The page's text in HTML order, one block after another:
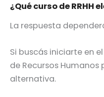
¿Qué curso de RRHH
La respuesta
Si buscás iniciarte en
de Recursos
alternativa.